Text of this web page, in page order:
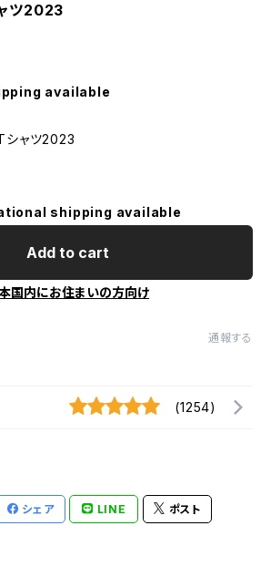
ツ2023
available
シャツ2023
shipping available
Add to cart
国内にお住まいの方向け
通報する
(1254)
シェア LINE ポスト